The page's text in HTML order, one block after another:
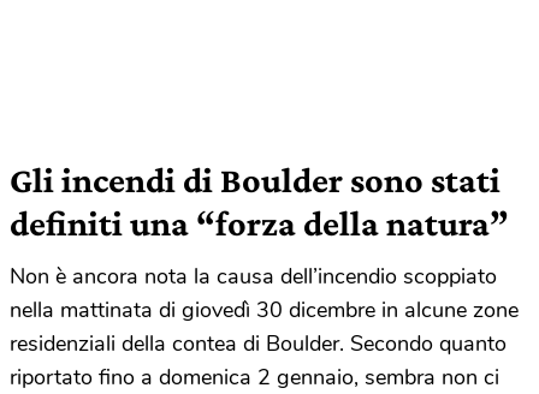
Gli incendi di Boulder sono stati
definiti una “forza della natura”
Non è ancora nota la causa dell’incendio scoppiato
nella mattinata di giovedì 30 dicembre in alcune zone
residenziali della contea di Boulder. Secondo quanto
riportato fino a domenica 2 gennaio, sembra non ci